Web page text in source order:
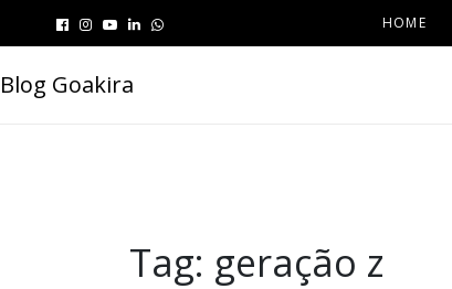
HOME
Blog Goakira
Tag: geração z